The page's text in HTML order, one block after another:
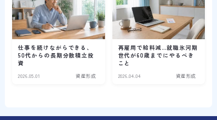
仕事を続けながらできる、
50代からの長期分散積立投
資
2026.05.01 資産形成
再雇用で給料減…就職氷河期
世代が60歳までにやるべき
こと
2026.04.04 資産形成